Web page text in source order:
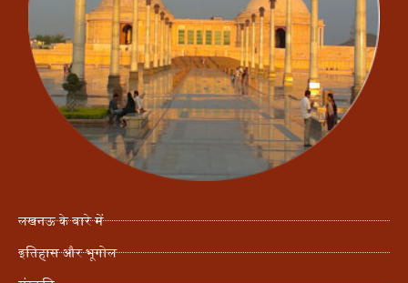
लखनऊ के बारे में
इतिहास और भूगोल